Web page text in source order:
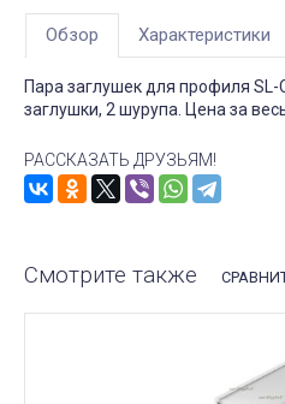
Обзор Характеристики
Пара заглушек для профиля SL-
заглушки, 2 шурупа. Цена за
РАССКАЗАТЬ ДРУЗЬЯМ!
Смотрите также